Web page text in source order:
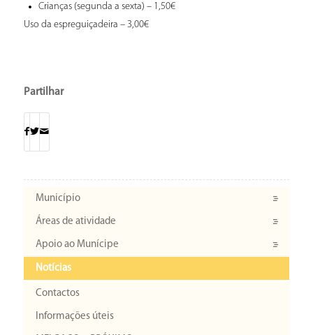
Crianças (segunda a sexta) – 1,50€
Uso da espreguiçadeira – 3,00€
Partilhar
Município
Áreas de atividade
Apoio ao Munícipe
Notícias
Contactos
Informações úteis